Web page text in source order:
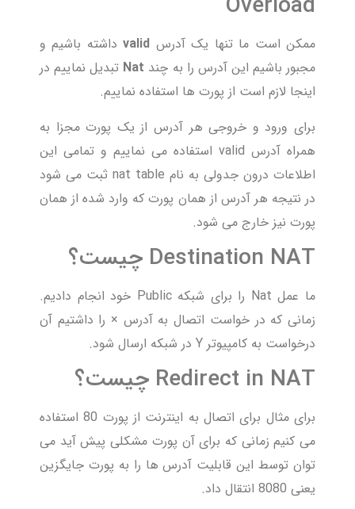
ممکن است ما تنها یک آدرس validداشته باشیم و
مجبور باشیم این آدرس را به چند Nat تبدیل نماییم در
اینجا لازم است از پورت ها استفاده نماییم.
برای ورود و خروجی هر آدرس از یک پورت مجزا به
همراه آدرس valid استفاده می نماییم و تمامی این
اطلاعات درون جدولی به نام nat table ثبت می شود
در نتیجه هر آدرس از همان پورت که وارد شده از همان
پورت نیز خارج می شود.
Destination NAT چیست؟
ما عمل Nat را برای شبکه Public خود انجام دادیم.
زمانی که در خواست اتصال به آدرس × را داشتیم آن
درخواست به کامپیوتر Y در شبکه ارسال شود.
Redirect in NAT چیست؟
برای مثال برای اتصال به اینترنت از پورت 80 استفاده
می کنیم زمانی که برای آن پورت مشکلی پیش آید می
توان توسط این قابلیت آدرس ها را به پورت جایگزین
یعنی 8080 انتقال داد.